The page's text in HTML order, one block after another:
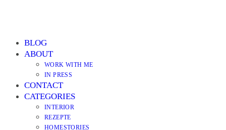
BLOG
ABOUT
WORK WITH ME
IN PRESS
CONTACT
CATEGORIES
INTERIOR
REZEPTE
HOMESTORIES